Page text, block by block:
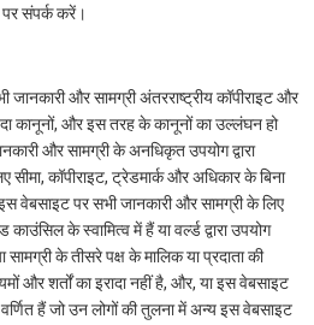
पर संपर्क करें।
और सामग्री अंतरराष्ट्रीय कॉपीराइट और
कानूनों, और इस तरह के कानूनों का उल्लंघन हो
और सामग्री के अनधिकृत उपयोग द्वारा
कॉपीराइट, ट्रेडमार्क और अधिकार के बिना
वेबसाइट पर सभी जानकारी और सामग्री के लिए
काउंसिल के स्वामित्व में हैं या वर्ल्ड द्वारा उपयोग
के तीसरे पक्ष के मालिक या प्रदाता की
और शर्तों का इरादा नहीं है, और, या इस वेबसाइट
हैं जो उन लोगों की तुलना में अन्य इस वेबसाइट